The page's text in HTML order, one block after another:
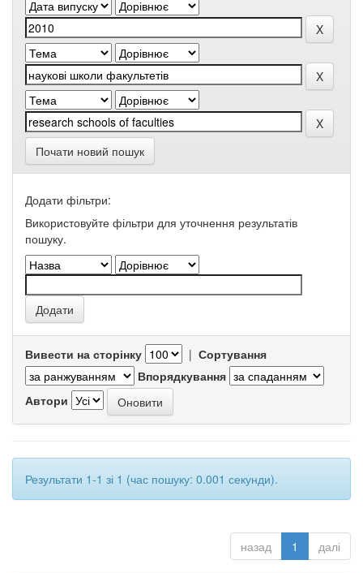
Почати новий пошук
Додати фільтри:
Використовуйте фільтри для уточнення результатів
пошуку.
Вивести на сторінку | Сортування
Впорядкування
Автори
Результати 1-1 зі 1 (час пошуку: 0.001 секунди).
назад 1 далі